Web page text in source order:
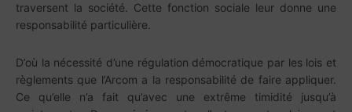
traversent la société. Cette fonction sociale leur donne une
responsabilité particulière.
D’où la nécessité d’une régulation démocratique par les lois et
règlements que l’Arcom a la responsabilité de faire appliquer.
Ce qu’elle n’a fait qu’avec une extrême timidité jusqu’à